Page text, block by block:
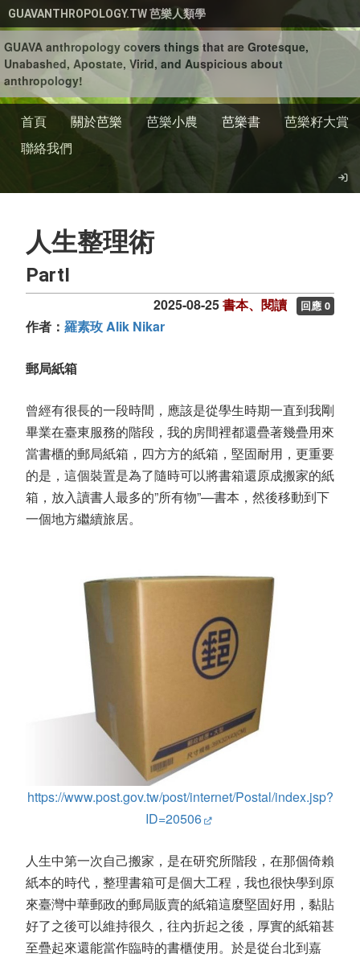
移至主內容
GUAVANTHROPOLOGY.TW 芭樂人類學
GUAVA anthropology covers things that are Grotesque,
Unabashed, Apostate, Virid, and Auspicious about
anthropology!
首頁 關於芭樂 芭樂小農 芭樂書
芭樂籽大賞
聯絡我們
人生整理術
PartI
2025-08-25書本、閱讀 回應 0
作者： 羅素玫 Alik Nikar
郵局紙箱
曾經有很長的一段時間，應該是從學生時期一直到我剛
畢業在臺東服務的階段，我的房間裡都還疊著幾疊用來
當書櫃的郵局紙箱，四方方的紙箱，堅固耐用，更重要
的是，這個裝置是為了隨時可以將書箱還原成搬家的紙
箱，放入讀書人最多的”所有物”—書本，然後移動到下
一個地方繼續旅居。
https://www.post.gov.tw/post/internet/Postal/index.jsp?
ID=20506
人生中第一次自己搬家，是在研究所階段，在那個倚賴
紙本的時代，整理書箱可是個大工程，我也很快學到原
來臺灣中華郵政的郵局販賣的紙箱這麼堅固好用，黏貼
好了之後可以維持很久，往內折起之後，厚實的紙箱甚
至疊起來還能當作臨時的書櫃使用。於是從台北到嘉